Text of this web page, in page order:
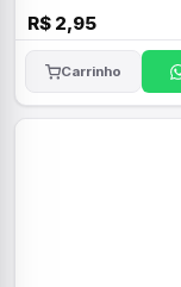
R$ 2,95
Carrinho